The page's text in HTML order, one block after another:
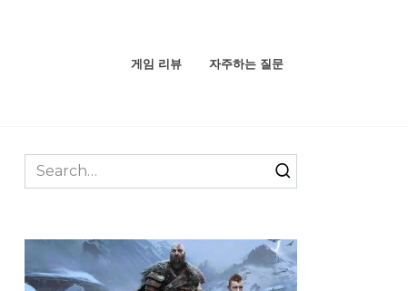
게임 리뷰 자주하는 질문
Search
for: